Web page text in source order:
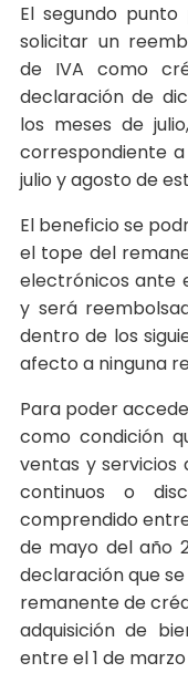
El segundo
solicitar un
de IVA como
declaración de
los meses de
correspondiente
julio y agosto de
El beneficio se
el tope del
electrónicos ante
y será
dentro de los
afecto a ninguna
Para poder
como condición
ventas y servicios
continuos o
comprendido entre
de mayo del año
declaración que se
remanente de
adquisición de
entre el 1 de marzo